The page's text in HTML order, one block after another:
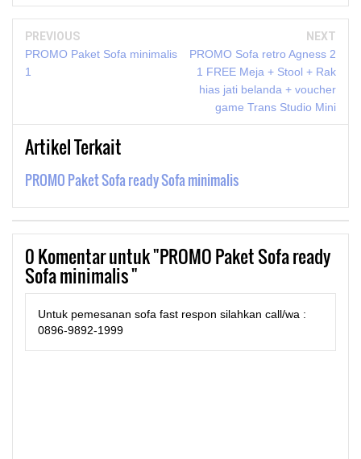
PREVIOUS
PROMO Paket Sofa minimalis
1
NEXT
PROMO Sofa retro Agness 2
1 FREE Meja + Stool + Rak
hias jati belanda + voucher
game Trans Studio Mini
Artikel Terkait
PROMO Paket Sofa ready Sofa minimalis
0Komentar untuk "PROMO Paket Sofa ready
Sofa minimalis "
Untuk pemesanan sofa fast respon silahkan call/wa :
0896-9892-1999